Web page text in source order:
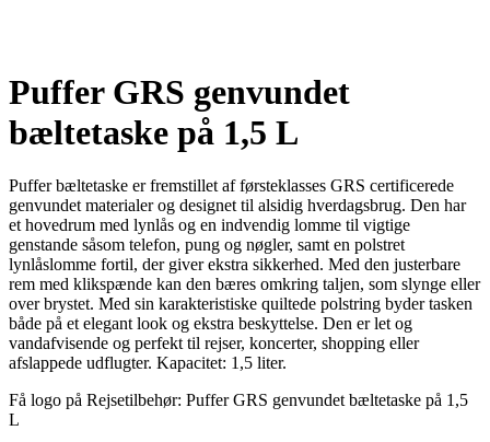
Puffer GRS genvundet
bæltetaske på 1,5 L
Puffer bæltetaske er fremstillet af førsteklasses GRS certificerede
genvundet materialer og designet til alsidig hverdagsbrug. Den har
et hovedrum med lynlås og en indvendig lomme til vigtige
genstande såsom telefon, pung og nøgler, samt en polstret
lynlåslomme fortil, der giver ekstra sikkerhed. Med den justerbare
rem med klikspænde kan den bæres omkring taljen, som slynge eller
over brystet. Med sin karakteristiske quiltede polstring byder tasken
både på et elegant look og ekstra beskyttelse. Den er let og
vandafvisende og perfekt til rejser, koncerter, shopping eller
afslappede udflugter. Kapacitet: 1,5 liter.
Få logo på Rejsetilbehør: Puffer GRS genvundet bæltetaske på 1,5
L